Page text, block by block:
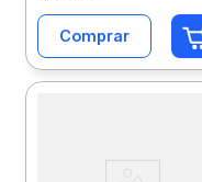
Comprar